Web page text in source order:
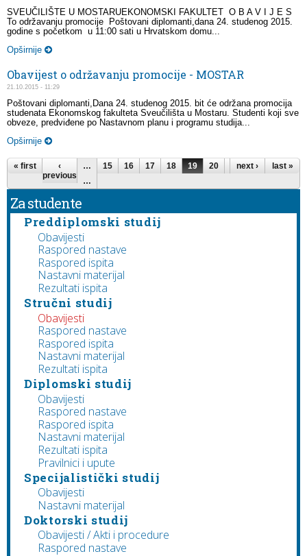
SVEUČILIŠTE U MOSTARUEKONOMSKI FAKULTET O B A V I J E S
To održavanju promocije Poštovani diplomanti,dana 24. studenog 2015.
godine s početkom u 11:00 sati u Hrvatskom domu...
Opširnije
Obavijest o održavanju promocije - MOSTAR
21.10.2015 - 11:29
Poštovani diplomanti,Dana 24. studenog 2015. bit će održana promocija
studenata Ekonomskog fakulteta Sveučilišta u Mostaru. Studenti koji sve
obveze, predviđene po Nastavnom planu i programu studija...
Opširnije
Pages
« first
‹
previous
… 15 16 17 18 19 20 21 22
23
…
next › last »
Za studente
Preddiplomski studij
Obavijesti
Raspored nastave
Raspored ispita
Nastavni materijal
Rezultati ispita
Stručni studij
Obavijesti
Raspored nastave
Raspored ispita
Nastavni materijal
Rezultati ispita
Diplomski studij
Obavijesti
Raspored nastave
Raspored ispita
Nastavni materijal
Rezultati ispita
Pravilnici i upute
Specijalistički studij
Obavijesti
Nastavni materijal
Doktorski studij
Obavijesti / Akti i procedure
Raspored nastave